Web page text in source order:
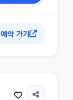
예약 가기